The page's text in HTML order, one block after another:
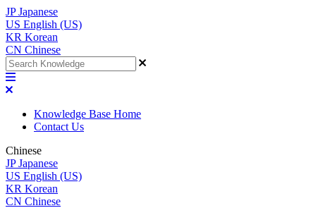
JP Japanese
US English (US)
KR Korean
CN Chinese
Knowledge Base Home
Contact Us
Chinese
JP Japanese
US English (US)
KR Korean
CN Chinese